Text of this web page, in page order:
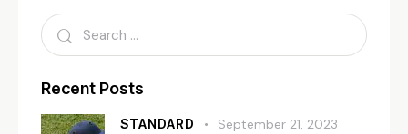
Recent Posts
STANDARD September 21, 2023